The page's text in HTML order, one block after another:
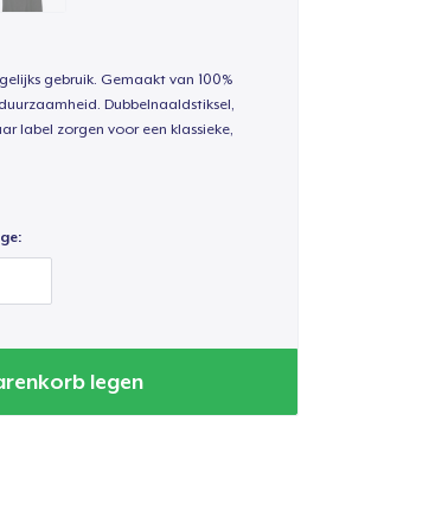
gebruik. Gemaakt van 100%
Dubbelnaaldstiksel,
label zorgen voor een klassieke,
legen